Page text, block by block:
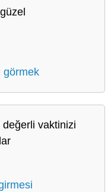
görmek
vaktinizi